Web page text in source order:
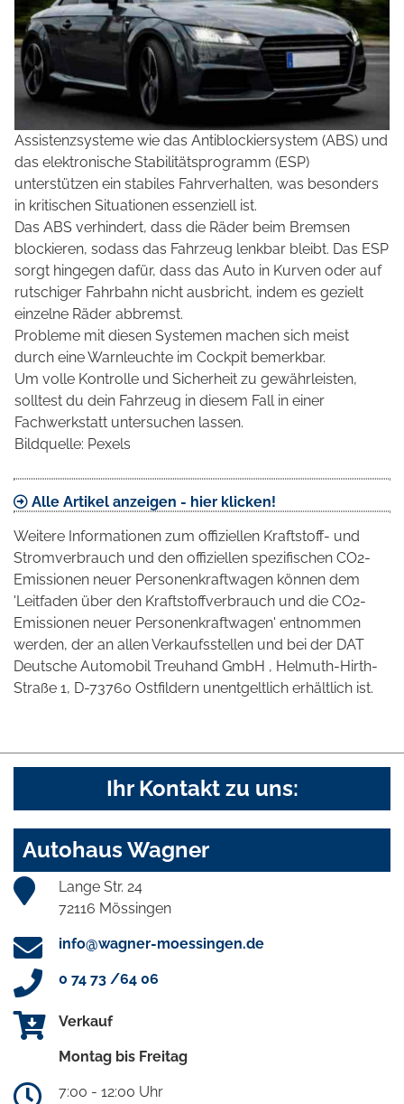
Assistenzsysteme wie das Antiblockiersystem (ABS) und
das elektronische Stabilitätsprogramm (ESP)
unterstützen ein stabiles Fahrverhalten, was besonders
in kritischen Situationen essenziell ist.
Das ABS verhindert, dass die Räder beim Bremsen
blockieren, sodass das Fahrzeug lenkbar bleibt. Das ESP
sorgt hingegen dafür, dass das Auto in Kurven oder auf
rutschiger Fahrbahn nicht ausbricht, indem es gezielt
einzelne Räder abbremst.
Probleme mit diesen Systemen machen sich meist
durch eine Warnleuchte im Cockpit bemerkbar.
Um volle Kontrolle und Sicherheit zu gewährleisten,
solltest du dein Fahrzeug in diesem Fall in einer
Fachwerkstatt untersuchen lassen.
Bildquelle: Pexels
Alle Artikel anzeigen - hier klicken!
Weitere Informationen zum offiziellen Kraftstoff- und
Stromverbrauch und den offiziellen spezifischen CO2-
Emissionen neuer Personenkraftwagen können dem
'Leitfaden über den Kraftstoffverbrauch und die CO2-
Emissionen neuer Personenkraftwagen' entnommen
werden, der an allen Verkaufsstellen und bei der DAT
Deutsche Automobil Treuhand GmbH , Helmuth-Hirth-
Straße 1, D-73760 Ostfildern unentgeltlich erhältlich ist.
Ihr Kontakt zu uns:
Autohaus Wagner
Lange Str. 24
72116 Mössingen
info@wagner-moessingen.de
0 74 73 /64 06
Verkauf
Montag bis Freitag
7:00 - 12:00 Uhr